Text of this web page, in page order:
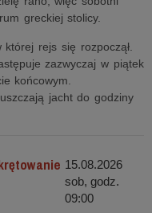
greckiej stolicy.
rejs się rozpoczął.
zazwyczaj w piątek
końcowym.
jacht do godziny
15.08.2026
sob, godz.
09:00